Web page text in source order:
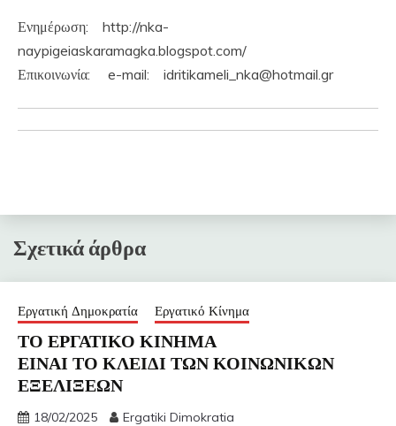
Ενημέρωση: http://nka-
naypigeiaskaramagka.blogspot.com/
Επικοινωνία: e-mail: idritikameli_nka@hotmail.gr
Σχετικά άρθρα
Εργατική Δημοκρατία Εργατικό Κίνημα
ΤΟ ΕΡΓΑΤΙΚΟ ΚΙΝΗΜΑ
ΕΙΝΑΙ ΤΟ ΚΛΕΙΔΙ ΤΩΝ ΚΟΙΝΩΝΙΚΩΝ
ΕΞΕΛΙΞΕΩΝ
18/02/2025 Ergatiki Dimokratia